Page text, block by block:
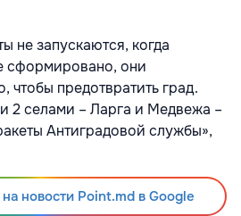
не запускаются, когда
сформировано, они
чтобы предотвратить град.
2 селами – Ларга и Медвежа –
Антиградовой службы»,
новости Point.md в Google